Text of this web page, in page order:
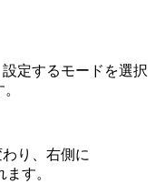
定するモードを選択
り、右側に
す。